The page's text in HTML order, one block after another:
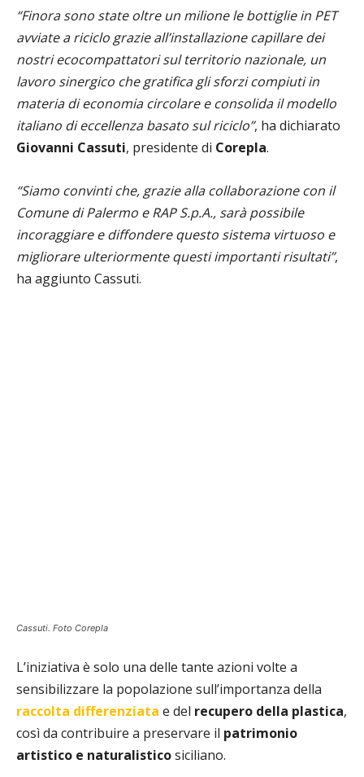
“Finora sono state oltre un milione le bottiglie in PET
avviate a riciclo grazie all’installazione capillare dei
nostri ecocompattatori sul territorio nazionale, un
lavoro sinergico che gratifica gli sforzi compiuti in
materia di economia circolare e consolida il modello
italiano di eccellenza basato sul riciclo”, ha dichiarato
Giovanni Cassuti, presidente di Corepla.
“Siamo convinti che, grazie alla collaborazione con il
Comune di Palermo e RAP S.p.A., sarà possibile
incoraggiare e diffondere questo sistema virtuoso e
migliorare ulteriormente questi importanti risultati”,
ha aggiunto Cassuti.
Cassuti. Foto Corepla
L’iniziativa è solo una delle tante azioni volte a
sensibilizzare la popolazione sull’importanza della
raccolta differenziata e del recupero della plastica,
così da contribuire a preservare il patrimonio
artistico e naturalisticosiciliano.